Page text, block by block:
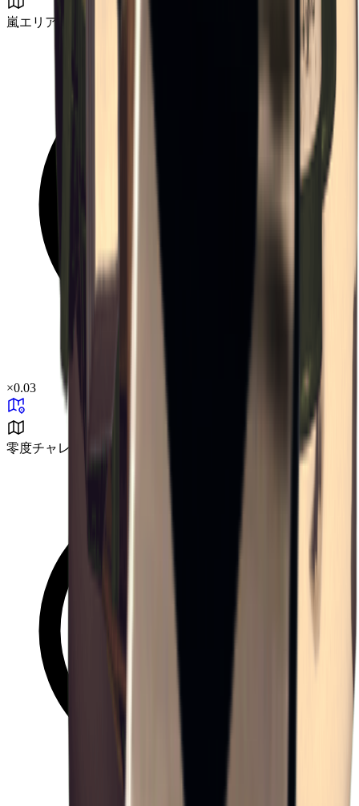
嵐エリア B3
×0.03
零度チャレンジ